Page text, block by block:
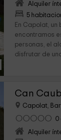
Alquiler
5
En Capolat,
encontramos
personas, el
disfrutar de
Can
Capolat,
0
Alquiler